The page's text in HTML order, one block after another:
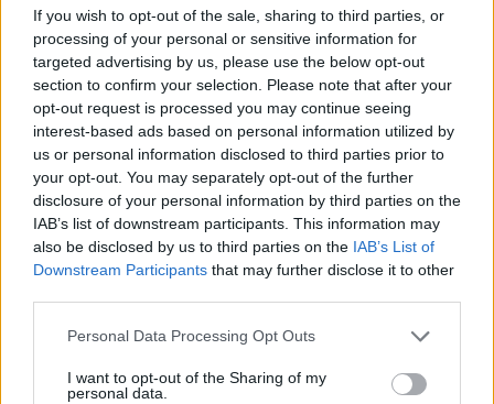
If you wish to opt-out of the sale, sharing to third parties, or
processing of your personal or sensitive information for
targeted advertising by us, please use the below opt-out
section to confirm your selection. Please note that after your
opt-out request is processed you may continue seeing
interest-based ads based on personal information utilized by
us or personal information disclosed to third parties prior to
your opt-out. You may separately opt-out of the further
disclosure of your personal information by third parties on the
IAB’s list of downstream participants. This information may
also be disclosed by us to third parties on the IAB’s List of
Downstream Participants that may further disclose it to other
Please note that this website/app uses one or more Google
not limited to your visit or usage behaviour. You may click to
grant or deny consent to Google and its third-party tags to
Personal Data Processing Opt Outs
I want to opt-out of the Sharing of my
personal data.
trene i høyden – alene med familien som støtte
Saken fortsetter under
Suvi Minkkinen tok karrierens første VM medalje da hun
ble nummer tre på sprinten under VM i Lenzerheide 2025.
Foto: Manzoni/NordicFocus
det soleklare hovedmålet. Inn mot sesongen og